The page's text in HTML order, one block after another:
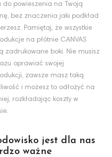
do powieszenia na Twoją
bez znaczenia jaki podkład
Pamiętaj, że wszystkie
na płótnie CANVAS
zadrukowane boki. Nie musisz
oprawiać swojej
zawsze masz taką
i możesz to odłożyć na
rozkładając koszty w
jest dla nas
ważne